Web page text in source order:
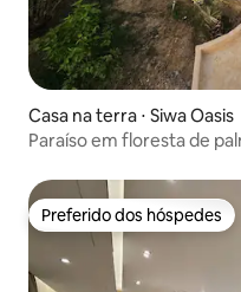
Casa na terra ⋅ Siwa Oasis
Paraíso em floresta de
Preferido dos hóspedes
Preferido dos hóspedes